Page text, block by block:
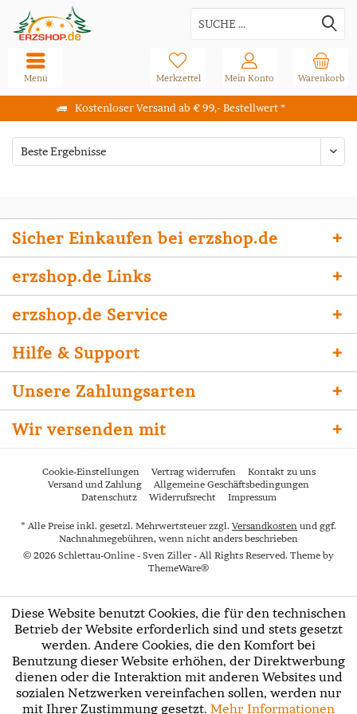
Kostenloser Versand ab € 99,- Bestellwert *
Warenkorb
Merkzettel Mein Konto
Menü
Sicher Einkaufen bei erzshop.de
erzshop.de Links
erzshop.de Service
Hilfe & Support
Unsere Zahlungsarten
Wir versenden mit
Cookie-Einstellungen Vertrag widerrufen
Kontakt zu uns
Versand und Zahlung
Allgemeine Geschäftsbedingungen
Datenschutz
Widerrufsrecht Impressum
* Alle Preise inkl. gesetzl. Mehrwertsteuer zzgl. Versandkosten und ggf.
Nachnahmegebühren, wenn nicht anders beschrieben
© 2026 Schlettau-Online - Sven Ziller - All Rights Reserved. Theme by
ThemeWare®
Diese Website benutzt Cookies, die für den technischen
Betrieb der Website erforderlich sind und stets gesetzt
werden. Andere Cookies, die den Komfort bei
Benutzung dieser Website erhöhen, der Direktwerbung
dienen oder die Interaktion mit anderen Websites und
sozialen Netzwerken vereinfachen sollen, werden nur
mit Ihrer Zustimmung gesetzt. Mehr Informationen